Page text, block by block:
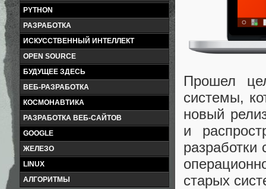
PYTHON
РАЗРАБОТКА
ИСКУССТВЕННЫЙ ИНТЕЛЛЕКТ
OPEN SOURCE
БУДУЩЕЕ ЗДЕСЬ
ВЕБ-РАЗРАБОТКА
КОСМОНАВТИКА
РАЗРАБОТКА ВЕБ-САЙТОВ
GOOGLE
ЖЕЛЕЗО
LINUX
АЛГОРИТМЫ
Прошел
системы,
новый
и
старых